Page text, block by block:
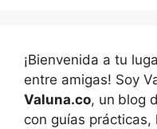
¡Bienvenida a tu
entre amigas! Soy
Valuna.co, un blog
con guías